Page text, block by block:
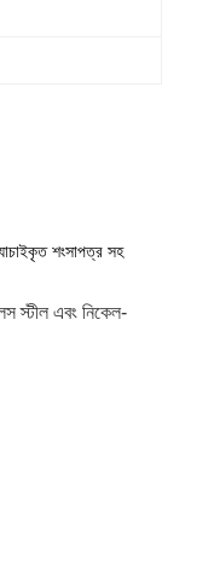
শংসাপত্র সহ
স্টীল এবং নিকেল-